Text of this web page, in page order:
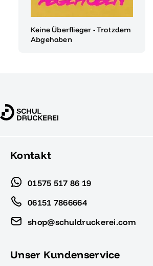
Keine Überflieger - Trotzdem
Abgehoben
Kontakt
01575 517 86 19
06151 7866664
shop@schuldruckerei.com
Unser Kundenservice